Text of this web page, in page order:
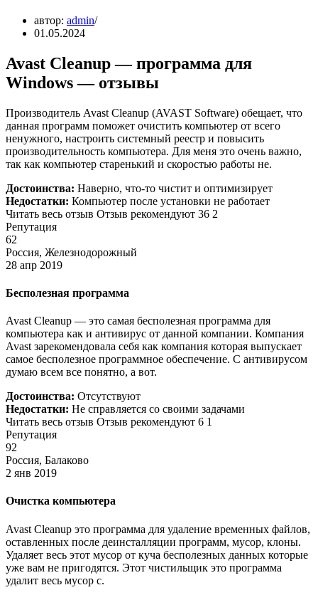
автор: admin
01.05.2024
Avast Cleanup — программа для
Windows — отзывы
Производитель Avast Cleanup (AVAST Software) обещает, что
данная программ поможет очистить компьютер от всего
ненужного, настроить системный реестр и повысить
производительность компьютера. Для меня это очень важно,
так как компьютер старенький и скоростью работы не.
Достоинства: Наверно, что-то чистит и оптимизирует
Недостатки: Компьютер после установки не работает
Читать весь отзыв Отзыв рекомендуют 36 2
Репутация
62
Россия, Железнодорожный
28 апр 2019
Бесполезная программа
Avast Cleanup — это самая бесполезная программа для
компьютера как и антивирус от данной компании. Компания
Avast зарекомендовала себя как компания которая выпускает
самое бесполезное программное обеспечение. С антивирусом
думаю всем все понятно, а вот.
Достоинства: Отсутствуют
Недостатки: Не справляется со своими задачами
Читать весь отзыв Отзыв рекомендуют 6 1
Репутация
92
Россия, Балаково
2 янв 2019
Очистка компьютера
Avast Cleanup это программа для удаление временных файлов,
оставленных после деинсталляции программ, мусор, клоны.
Удаляет весь этот мусор от куча бесполезных данных которые
уже вам не пригодятся. Этот чистильщик это программа
удалит весь мусор с.